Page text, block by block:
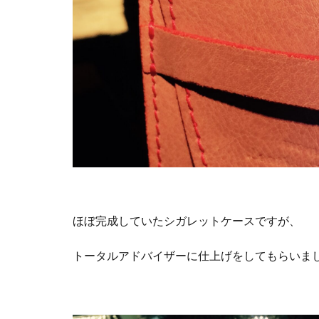
ほぼ完成していたシガレットケースですが、
トータルアドバイザーに仕上げをしてもらいま